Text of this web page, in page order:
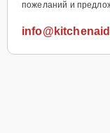
пожеланий и